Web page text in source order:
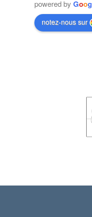
powered by Goog
notez-nous sur